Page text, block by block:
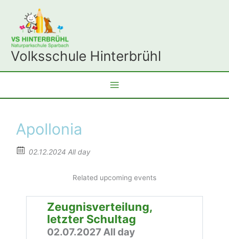
springen
Volksschule Hinterbrühl
Apollonia
02.12.2024 All day
Related upcoming events
Zeugnisverteilung,
letzter Schultag
02.07.2027 All day